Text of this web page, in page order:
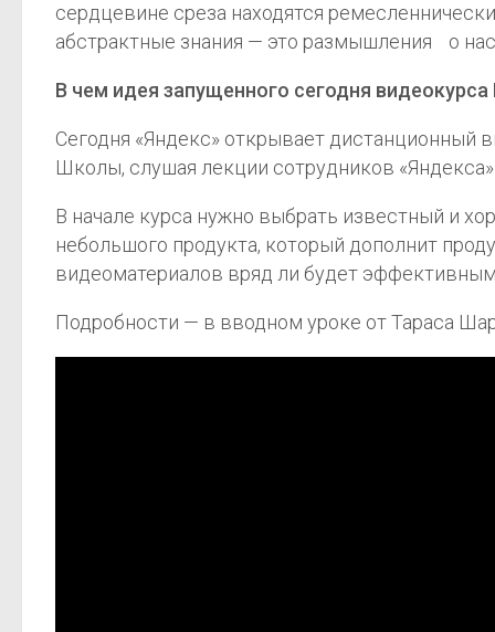
сердцевине среза находятся
абстрактные знания — это размышления о
В чем идея запущенного сегодня
Сегодня «Яндекс» открывает дистанционный
Школы, слушая лекции сотрудников
В начале курса нужно выбрать известный и
небольшого продукта, который дополнит
видеоматериалов вряд ли будет
Подробности — в вводном уроке от Тараса